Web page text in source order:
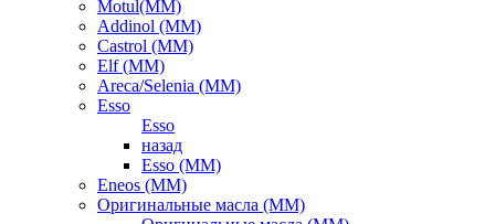
Motul(ММ)
Addinol (ММ)
Castrol (ММ)
Elf (ММ)
Areca/Selenia (ММ)
Esso
Esso
назад
Esso (ММ)
Eneos (ММ)
Оригинальные масла (ММ)